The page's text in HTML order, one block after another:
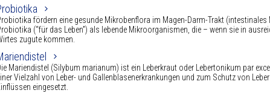
fördern eine gesunde Mikrobenflora im Magen-Darm-Trakt
(“für das Leben”) als lebende Mikroorganismen, die – wenn sie in
zugute kommen.
Mariendistel (Silybum marianum) ist ein Leberkraut oder Lebertonikum par
Vielzahl von Leber- und Gallenblasenerkrankungen und zum Schutz von
eingesetzt.